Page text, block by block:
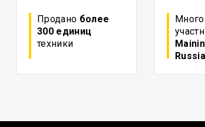
Продано более
300 единиц
техники
Russia